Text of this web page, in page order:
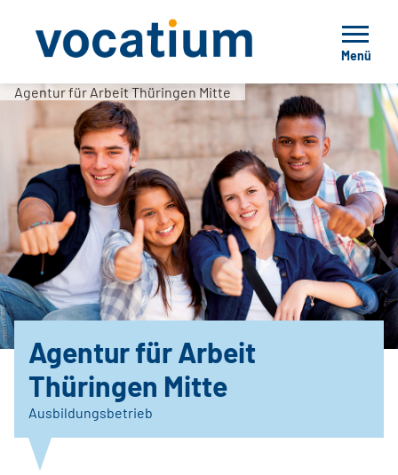
Menü
Agentur für Arbeit Thüringen Mitte
Agentur für Arbeit
Thüringen Mitte
Ausbildungsbetrieb